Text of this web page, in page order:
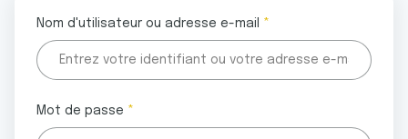
Nom d'utilisateur ou adresse e-mail
Mot de passe